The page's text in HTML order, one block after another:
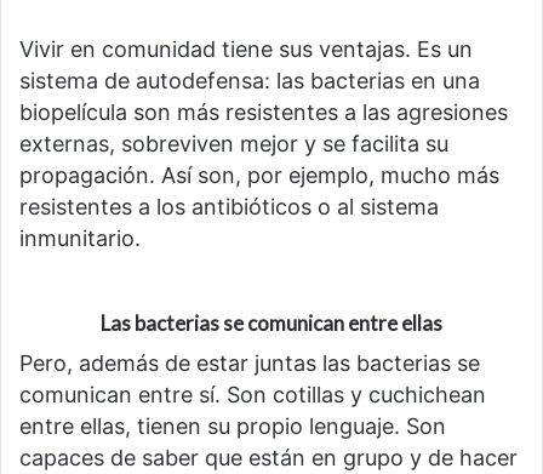
Vivir en comunidad tiene sus ventajas. Es un
sistema de autodefensa: las bacterias en una
biopelícula son más resistentes a las agresiones
externas, sobreviven mejor y se facilita su
propagación. Así son, por ejemplo, mucho más
resistentes a los antibióticos o al sistema
inmunitario.
Las bacterias se comunican entre ellas
Pero, además de estar juntas las bacterias se
comunican entre sí. Son cotillas y cuchichean
entre ellas, tienen su propio lenguaje. Son
capaces de saber que están en grupo y de hacer